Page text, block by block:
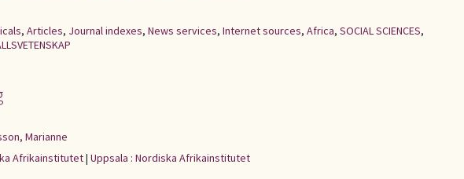
, Articles, Journal indexes, News services, Internet sources, Africa, SOCIAL SCIENCES,
Marianne
Afrikainstitutet| Uppsala : Nordiska Afrikainstitutet